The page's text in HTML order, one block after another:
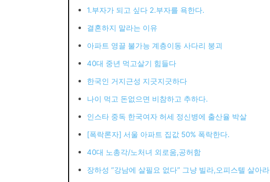
1.부자가 되고 싶다 2.부자를 욕한다.
결혼하지 말라는 이유
아파트 영끌 불가능 계층이동 사다리 붕괴
40대 중년 먹고살기 힘들다
한국인 거지근성 지긋지긋하다
나이 먹고 돈없으면 비참하고 추하다.
인스타 중독 한국여자 허세 정신병에 출산율 박살
[폭락론자] 서울 아파트 집값 50% 폭락한다.
40대 노총각/노처녀 외로움,공허함
장하성 “강남에 살필요 없다” 그냥 빌라,오피스텔 살아라